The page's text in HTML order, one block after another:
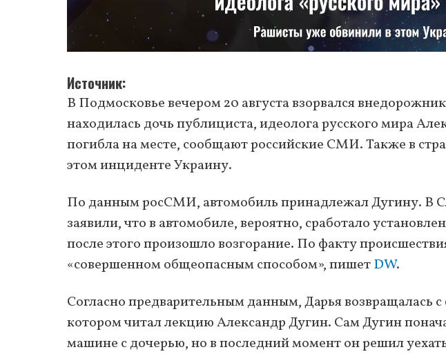
Источник
В Подмосковье вечером 20 августа взорвался
находилась дочь публициста, идеолога русского мира
погибла на месте, сообщают российские СМИ. Также в
этом инциденте Украину.
По данным росСМИ, автомобиль принадлежал Дугину. В
заявили, что в автомобиле, вероятно, сработало
после этого произошло возгорание. По факту
«совершенном общеопасным способом», пишетDW.
Согласно предварительным данным, Дарья возвращалась
котором читал лекцию Александр Дугин. Сам Дугин
машине с дочерью, но в последний момент он решил